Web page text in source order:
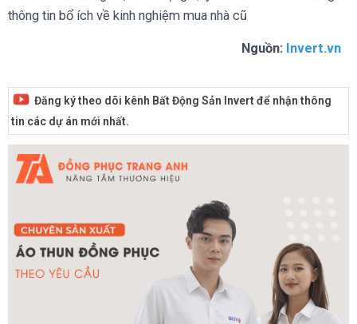
thông tin bổ ích về kinh nghiệm mua nhà cũ
Nguồn: Invert.vn
Đăng ký theo dõi kênh Bất Động Sản Invert để nhận thông
tin các dự án mới nhất.